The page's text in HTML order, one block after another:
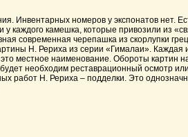
номеров у экспонатов нет.
у каждого камешка, которые привозили из
современная черепашка из скорлупки
Н. Рериха из серии «Гималаи». Каждая
местное наименование. Обороты картин
необходим реставрационный осмотр
Н. Рериха – подделки. Это однозначно